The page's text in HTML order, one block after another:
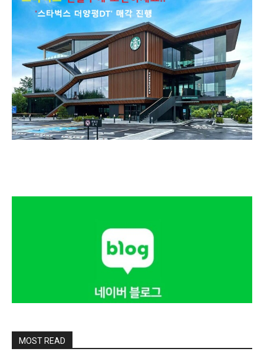
MOST READ